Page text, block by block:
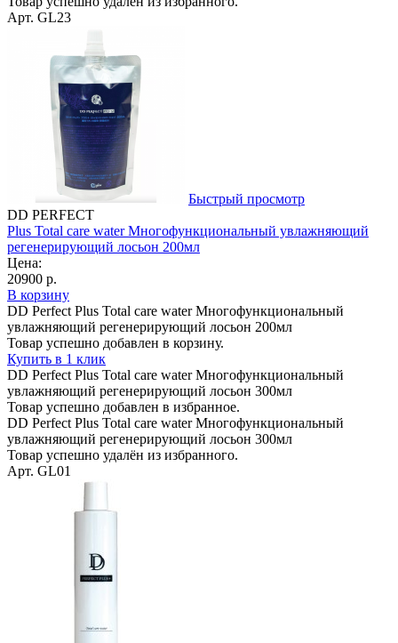
Арт. GL23
Быстрый просмотр
DD PERFECT
Plus Total care water Многофункциональный увлажняющий
регенерирующий лосьон 200мл
Цена:
20900 р.
В корзину
DD Perfect Plus Total care water Многофункциональный
увлажняющий регенерирующий лосьон 200мл
Товар успешно добавлен в корзину.
Купить в 1 клик
DD Perfect Plus Total care water Многофункциональный
увлажняющий регенерирующий лосьон 300мл
Товар успешно добавлен в избранное.
DD Perfect Plus Total care water Многофункциональный
увлажняющий регенерирующий лосьон 300мл
Товар успешно удалён из избранного.
Арт. GL01